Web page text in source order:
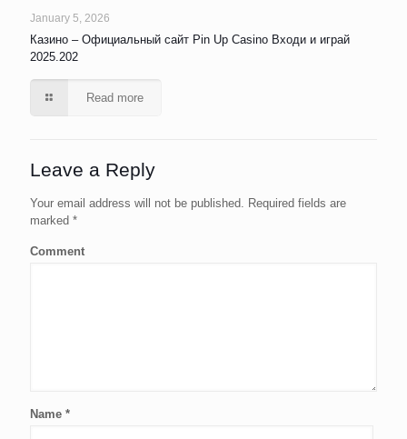
January 5, 2026
Казино – Официальный сайт Pin Up Casino Входи и играй
2025.202
Read more
Leave a Reply
Your email address will not be published. Required fields are
marked *
Comment
Name *